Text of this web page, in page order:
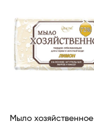
Мыло хозяйственное detox